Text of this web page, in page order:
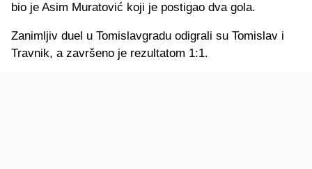
bio je Asim Muratović koji je postigao dva gola.
Zanimljiv duel u Tomislavgradu odigrali su Tomislav i
Travnik, a završeno je rezultatom 1:1.